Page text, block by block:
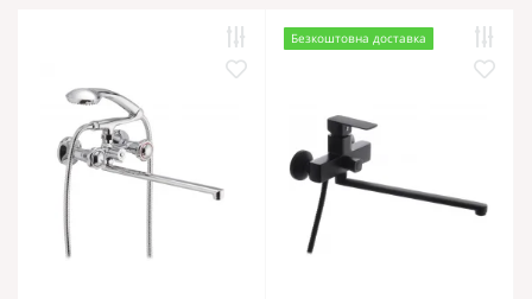
Безкоштовна доставка